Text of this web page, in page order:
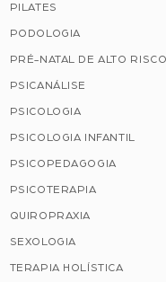
PILATES
PODOLOGIA
PRÉ-NATAL DE ALTO RISCO
PSICANÁLISE
PSICOLOGIA
PSICOLOGIA INFANTIL
PSICOPEDAGOGIA
PSICOTERAPIA
QUIROPRAXIA
SEXOLOGIA
TERAPIA HOLÍSTICA